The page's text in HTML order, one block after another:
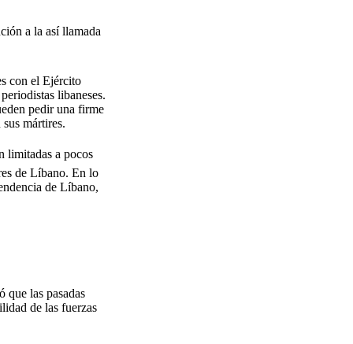
a la así llamada
con el Ejército
libaneses.
pedir una firme
mártires.
limitadas a pocos
de Líbano. En lo
de Líbano,
que las pasadas
de las fuerzas